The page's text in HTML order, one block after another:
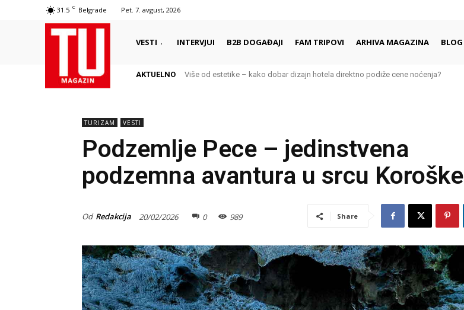
31.5 C Belgrade Pet. 7. avgust, 2026
VESTI INTERVJUI B2B DOGAĐAJI FAM TRIPOVI ARHIVA MAGAZINA BLOG
AKTUELNO Airbnb nadmašio očekivanja – hoteli rastu tri puta brže od privatnog smeštaja
Više od estetike – kako dobar dizajn hotela direktno podiže cene noćenja?
TURIZAM VESTI
Podzemlje Pece – jedinstvena
podzemna avantura u srcu Koroške
Od Redakcija 20/02/2026 0 989 Share